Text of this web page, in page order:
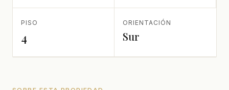
PISO
4
ORIENTACIÓN
Sur